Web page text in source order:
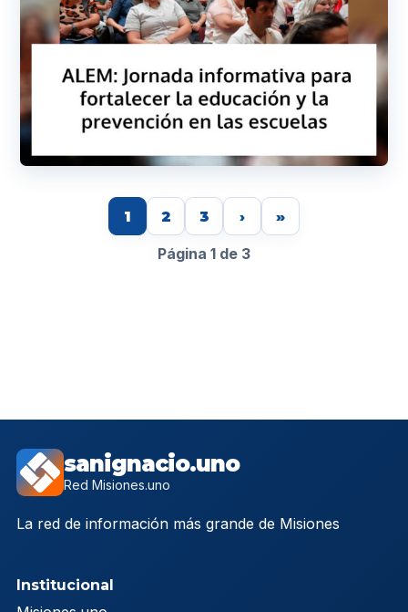
1 2 3 › »
Página 1 de 3
sanignacio.uno
Red Misiones.uno
La red de información más grande de Misiones
Institucional